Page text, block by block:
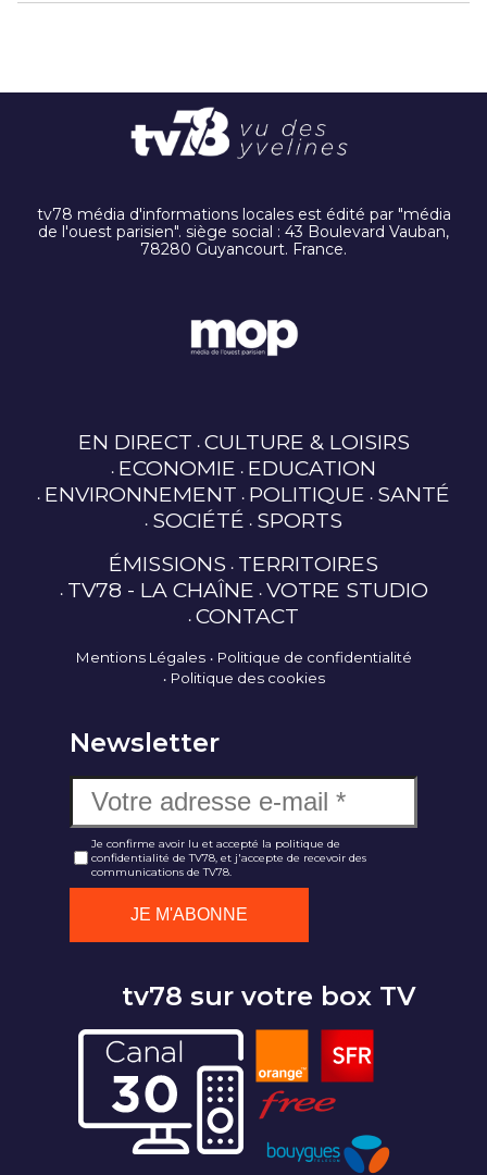
tv78 média d'informations locales est édité par "média
de l'ouest parisien". siège social : 43 Boulevard Vauban,
78280 Guyancourt. France.
EN DIRECT CULTURE & LOISIRS
ECONOMIE EDUCATION
ENVIRONNEMENT POLITIQUE SANTÉ
SOCIÉTÉ SPORTS
ÉMISSIONS TERRITOIRES
TV78 - LA CHAÎNE VOTRE STUDIO
CONTACT
Mentions Légales
Politique de confidentialité
Politique des cookies
Newsletter
Je confirme avoir lu et accepté la politique de
confidentialité de TV78, et j'accepte de recevoir des
communications de TV78.
tv78 sur votre box TV